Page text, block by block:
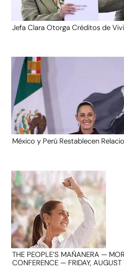
Jefa Clara Otorga Créditos de
México y Perú Restablecen
THE PEOPLE’S MAÑANERA —
CONFERENCE — FRIDAY,